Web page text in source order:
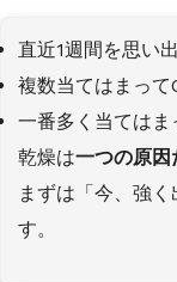
直近1週間を思い
複数当てはまって
一番多く当ては
乾燥は一つの原因
まずは「今、強
す。